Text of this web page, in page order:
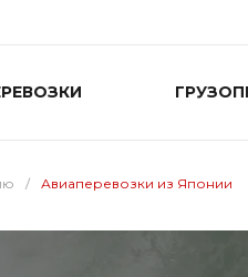
/ Авиаперевозки из Японии